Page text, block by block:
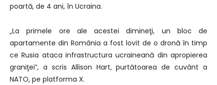
poartă, de 4 ani, în Ucraina.
„La primele ore ale acestei dimineţi, un bloc de
apartamente din România a fost lovit de o dronă în timp
ce Rusia ataca infrastructura ucraineană din apropierea
graniţei”, a scris Allison Hart, purtătoarea de cuvânt a
NATO, pe platforma X.